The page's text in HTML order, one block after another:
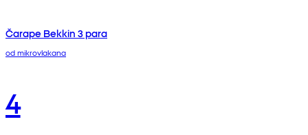
Čarape Bekkin 3 para
od mikrovlakana
4